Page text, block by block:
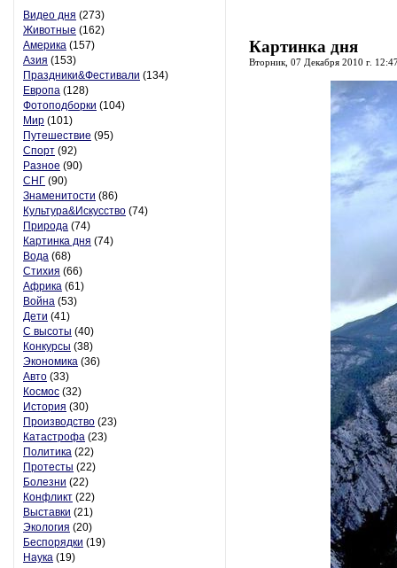
Видео дня (273)
Животные (162)
Америка (157)
Азия (153)
Праздники&Фестивали (134)
Европа (128)
Фотоподборки (104)
Мир (101)
Путешествие (95)
Спорт (92)
Разное (90)
СНГ (90)
Знаменитости (86)
Культура&Искусство (74)
Природа (74)
Картинка дня (74)
Вода (68)
Стихия (66)
Африка (61)
Война (53)
Дети (41)
С высоты (40)
Конкурсы (38)
Экономика (36)
Авто (33)
Космос (32)
История (30)
Производство (23)
Катастрофа (23)
Политика (22)
Протесты (22)
Болезни (22)
Конфликт (22)
Выставки (21)
Экология (20)
Беспорядки (19)
Наука (19)
Картинка дня
Вторник, 07 Декабря 2010 г.